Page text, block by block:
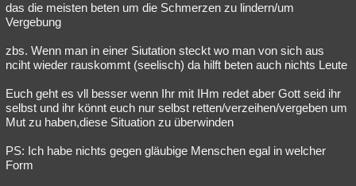
das die meisten beten um die Schmerzen zu lindern/um
Vergebung
zbs. Wenn man in einer Siutation steckt wo man von sich aus
nciht wieder rauskommt (seelisch) da hilft beten auch nichts Leute
Euch geht es vll besser wenn Ihr mit IHm redet aber Gott seid ihr
selbst und ihr könnt euch nur selbst retten/verzeihen/vergeben um
Mut zu haben,diese Situation zu überwinden
PS: Ich habe nichts gegen gläubige Menschen egal in welcher
Form